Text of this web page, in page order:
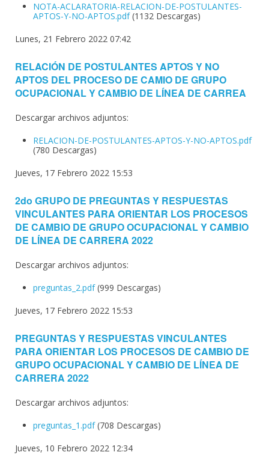
NOTA-ACLARATORIA-RELACION-DE-POSTULANTES-
APTOS-Y-NO-APTOS.pdf(1132 Descargas)
Lunes, 21 Febrero 2022 07:42
RELACIÓN DE POSTULANTES APTOS Y NO
APTOS DEL PROCESO DE CAMIO DE GRUPO
OCUPACIONAL Y CAMBIO DE LÍNEA DE CARREA
Descargar archivos adjuntos:
RELACION-DE-POSTULANTES-APTOS-Y-NO-APTOS.pdf
(780 Descargas)
Jueves, 17 Febrero 2022 15:53
2do GRUPO DE PREGUNTAS Y RESPUESTAS
VINCULANTES PARA ORIENTAR LOS PROCESOS
DE CAMBIO DE GRUPO OCUPACIONAL Y CAMBIO
DE LÍNEA DE CARRERA 2022
Descargar archivos adjuntos:
preguntas_2.pdf(999 Descargas)
Jueves, 17 Febrero 2022 15:53
PREGUNTAS Y RESPUESTAS VINCULANTES
PARA ORIENTAR LOS PROCESOS DE CAMBIO DE
GRUPO OCUPACIONAL Y CAMBIO DE LÍNEA DE
CARRERA 2022
Descargar archivos adjuntos:
preguntas_1.pdf(708 Descargas)
Jueves, 10 Febrero 2022 12:34